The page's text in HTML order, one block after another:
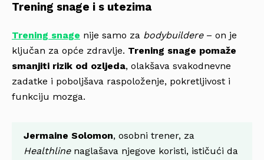
Trening snage i s utezima
Trening snage nije samo za bodybuildere– on je
ključan za opće zdravlje. Trening snage pomaže
smanjiti rizik od ozljeda, olakšava svakodnevne
zadatke i poboljšava raspoloženje, pokretljivost i
funkciju mozga.
Jermaine Solomon, osobni trener, za
Healthlinenaglašava njegove koristi, ističući da